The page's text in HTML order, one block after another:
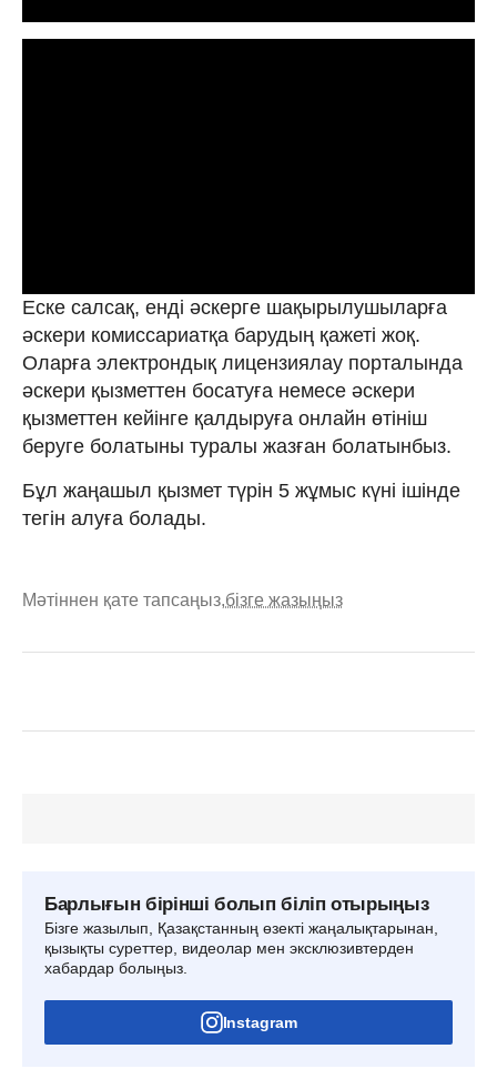
Еске салсақ, енді әскерге шақырылушыларға
әскери комиссариатқа барудың қажеті жоқ.
Оларға электрондық лицензиялау порталында
әскери қызметтен босатуға немесе әскери
қызметтен кейінге қалдыруға онлайн өтініш
беруге болатыны туралы жазған болатынбыз.
Бұл жаңашыл қызмет түрін 5 жұмыс күні ішінде
тегін алуға болады.
Мәтіннен қате тапсаңыз,бізге жазыңыз
Барлығын бірінші болып біліп отырыңыз
Бізге жазылып, Қазақстанның өзекті жаңалықтарынан,
қызықты суреттер, видеолар мен эксклюзивтерден
хабардар болыңыз.
Instagram